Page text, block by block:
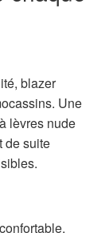
blazer
Une
lèvres nude
de suite